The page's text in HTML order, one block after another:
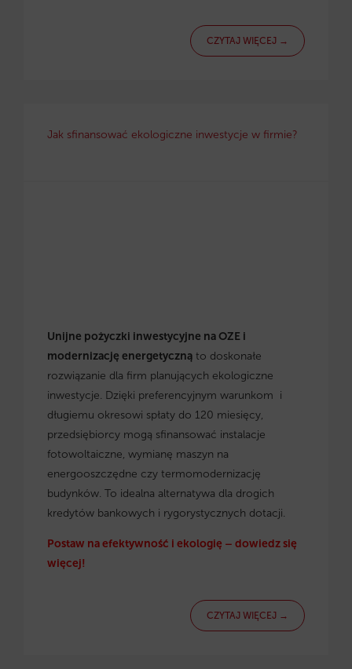
CZYTAJ WIĘCEJ →
Jak sfinansować ekologiczne inwestycje w firmie?
Unijne pożyczki inwestycyjne na OZE i
modernizację energetyczną to doskonałe
rozwiązanie dla firm planujących ekologiczne
inwestycje. Dzięki preferencyjnym warunkom i
długiemu okresowi spłaty do 120 miesięcy,
przedsiębiorcy mogą sfinansować instalacje
fotowoltaiczne, wymianę maszyn na
energooszczędne czy termomodernizację
budynków. To idealna alternatywa dla drogich
kredytów bankowych i rygorystycznych dotacji.
Postaw na efektywność i ekologię – dowiedz się
więcej!
CZYTAJ WIĘCEJ →